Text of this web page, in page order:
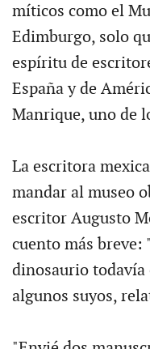
míticos como el
Edimburgo, solo
espíritu de
España y de
Manrique, uno de
La escritora
mandar al museo
escritor Augusto
cuento más breve:
dinosaurio
algunos suyos,